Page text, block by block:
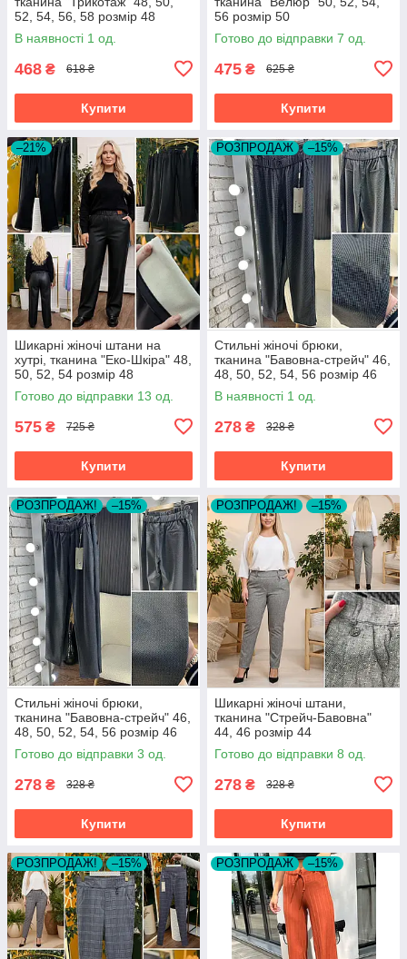
52, 54, 56, 58 розмір 48
В наявності 1 од.
468 ₴ 618 ₴
Купити
56 розмір 50
Готово до відправки 7 од.
475 ₴ 625 ₴
Купити
–21%
Шикарні жіночі штани на
хутрі, тканина "Еко-Шкіра" 48,
50, 52, 54 розмір 48
Готово до відправки 13 од.
575 ₴ 725 ₴
Купити
РОЗПРОДАЖ –15%
Стильні жіночі брюки,
тканина "Бавовна-стрейч" 46,
48, 50, 52, 54, 56 розмір 46
В наявності 1 од.
278 ₴ 328 ₴
Купити
РОЗПРОДАЖ! –15%
Стильні жіночі брюки,
тканина "Бавовна-стрейч" 46,
48, 50, 52, 54, 56 розмір 46
Готово до відправки 3 од.
278 ₴ 328 ₴
Купити
РОЗПРОДАЖ! –15%
Шикарні жіночі штани,
тканина "Стрейч-Бавовна"
44, 46 розмір 44
Готово до відправки 8 од.
278 ₴ 328 ₴
Купити
РОЗПРОДАЖ! –15% РОЗПРОДАЖ –15%